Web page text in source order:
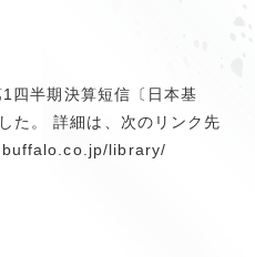
四半期決算短信〔日本基
た。 詳細は、次のリンク先
library/